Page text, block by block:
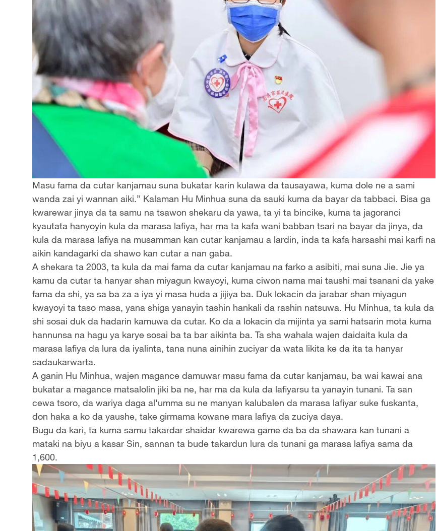
Masu fama da cutar kanjamau suna bukatar karin kulawa da tausayawa, kuma dole ne a sami
wanda zai yi wannan aiki.” Kalaman Hu Minhua suna da sauki kuma da bayar da tabbaci. Bisa ga
kwarewar jinya da ta samu na tsawon shekaru da yawa, ta yi ta bincike, kuma ta jagoranci
kyautata hanyoyin kula da marasa lafiya, har ma ta kafa wani babban tsari na bayar da jinya, da
kula da marasa lafiya na musamman kan cutar kanjamau a lardin, inda ta kafa harsashi mai karfi na
aikin kandagarki da shawo kan cutar a nan gaba.
A shekara ta 2003, ta kula da mai fama da cutar kanjamau na farko a asibiti, mai suna Jie. Jie ya
kamu da cutar ta hanyar shan miyagun kwayoyi, kuma ciwon nama mai taushi mai tsanani da yake
fama da shi, ya sa ba za a iya yi masa huda a jijiya ba. Duk lokacin da jarabar shan miyagun
kwayoyi ta taso masa, yana shiga yanayin tashin hankali da rashin natsuwa. Hu Minhua, ta kula da
shi sosai duk da hadarin kamuwa da cutar. Ko da a lokacin da mijinta ya sami hatsarin mota kuma
hannunsa na hagu ya karye sosai ba ta bar aikinta ba. Ta sha wahala wajen daidaita kula da
marasa lafiya da lura da iyalinta, tana nuna ainihin zuciyar da wata likita ke da ita ta hanyar
sadaukarwarta.
A ganin Hu Minhua, wajen magance damuwar masu fama da cutar kanjamau, ba wai kawai ana
bukatar a magance matsalolin jiki ba ne, har ma da kula da lafiyarsu ta yanayin tunani. Ta san
cewa tsoro, da wariya daga al'umma su ne manyan kalubalen da marasa lafiyar suke fuskanta,
don haka a ko da yaushe, take girmama kowane mara lafiya da zuciya daya.
Bugu da kari, ta kuma samu takardar shaidar kwarewa game da ba da shawara kan tunani a
mataki na biyu a kasar Sin, sannan ta bude takardun lura da tunani ga marasa lafiya sama da
1,600.